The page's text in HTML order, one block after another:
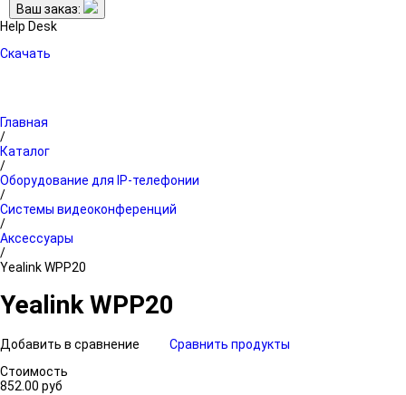
Ваш заказ:
Help Desk
Скачать
Главная
/
Каталог
/
Оборудование для IP-телефонии
/
Системы видеоконференций
/
Аксессуары
/
Yealink WPP20
Yealink WPP20
Добавить в сравнение
Сравнить продукты
Стоимость
852.00 руб